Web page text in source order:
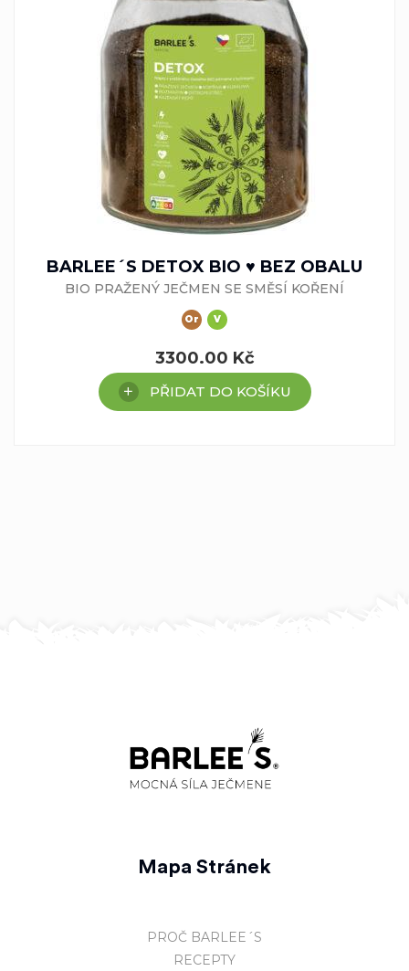
BARLEE´S DETOX BIO ♥ BEZ OBALU
BIO PRAŽENÝ JEČMEN SE SMĚSÍ KOŘENÍ
Or V
3300.00 Kč
PŘIDAT DO KOŠÍKU
Mapa Stránek
PROČ BARLEE´S
RECEPTY